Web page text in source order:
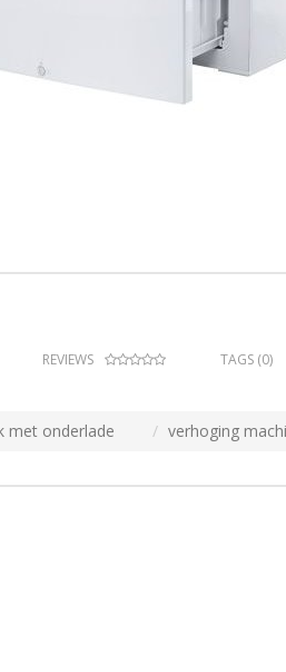
REVIEWS TAGS (0)
met onderlade verhoging